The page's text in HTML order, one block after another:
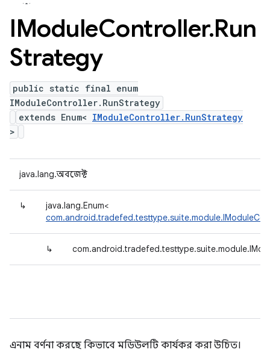
IModuleController.Run
Strategy
public static final enum
IModuleController.RunStrategy
extends Enum< IModuleController.RunStrategy
>
java.lang.অবজেক্ট
↳
java.lang.Enum<
↳
এনাম বর্ণনা করছে কিভাবে মডিউলটি কার্যকর করা উচিত।